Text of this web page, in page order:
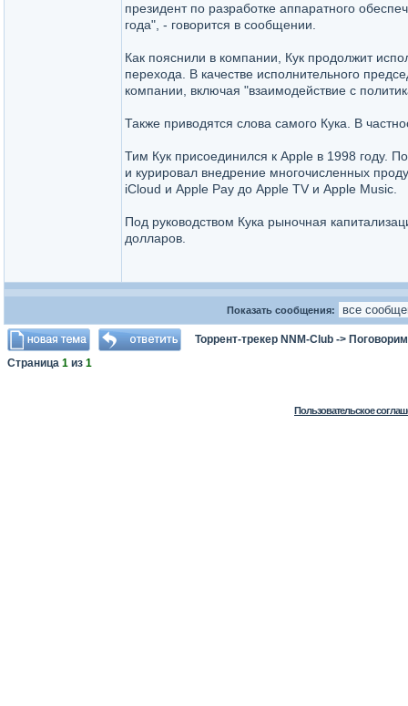
президент по разработке аппаратного
года", - говорится в сообщении.
Как пояснили в компании, Кук продолжит
перехода. В качестве исполнительного
компании, включая "взаимодействие с
Также приводятся слова самого Кука. В
Тим Кук присоединился к Apple в 1998 году.
и курировал внедрение многочисленных
iCloud и Apple Pay до Apple TV и Apple Music.
Под руководством Кука рыночная
долларов.
Показать сообщения:
Торрент-трекер NNM-Club -> Поговорим
Страница 1 из 1
Пользовательское